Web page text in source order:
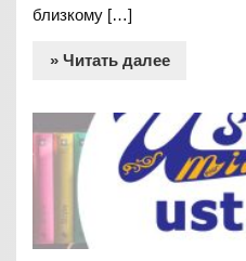
близкому […]
» Читать далее